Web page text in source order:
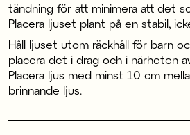
tändning för att minimera att det
Placera ljuset plant på en stabil,
Håll ljuset utom räckhåll för barn
placera det i drag och i närheten
Placera ljus med minst 10 cm
brinnande ljus.